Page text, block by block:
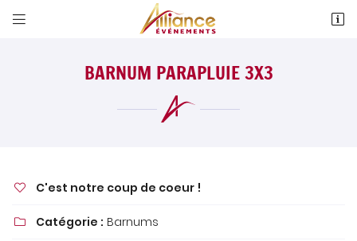
 
4 Allée Evariste Gallois
02 48 24 76 19BARNUM PARAPLUIE 3X3
 C'est notre coup de coeur !
 Catégorie : Barnums